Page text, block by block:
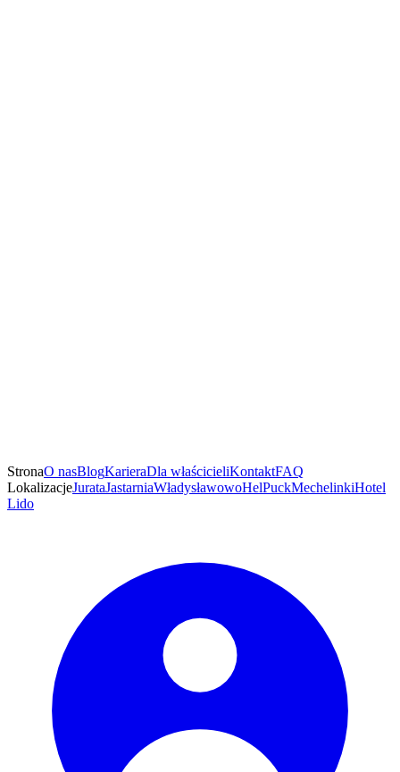
StronaO nasBlogKarieraDla właścicieliKontaktFAQ
LokalizacjeJurataJastarniaWładysławowoHelPuckMechelinkiHotel
Lido